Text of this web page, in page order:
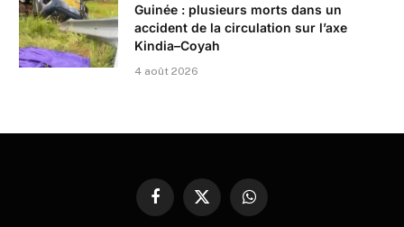
Guinée : plusieurs morts dans un
accident de la circulation sur l’axe
Kindia–Coyah
4 août 2026
FacebookX
(Twitter)
WhatsApp